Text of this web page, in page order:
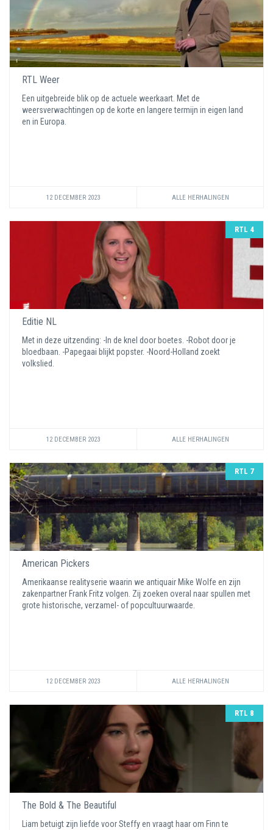
RTL Weer
Een uitgebreide blik op de actuele weerkaart. Met de
weersverwachtingen op de korte en langere termijn in eigen land
en in Europa.
12 DECEMBER 2023 ALLE HERHALINGEN
RTL 4
Editie NL
Met in deze uitzending: -In de knel door boetes. -Robot door je
bloedbaan. -Papegaai blijkt popster. -Noord-Holland zoekt
volkslied.
12 DECEMBER 2023 ALLE HERHALINGEN
RTL 7
American Pickers
Amerikaanse realityserie waarin we antiquair Mike Wolfe en zijn
zakenpartner Frank Fritz volgen. Zij zoeken overal naar spullen met
grote historische, verzamel- of popcultuurwaarde.
12 DECEMBER 2023 ALLE HERHALINGEN
RTL 8
The Bold & The Beautiful
Liam betuigt zijn liefde voor Steffy en vraagt haar om Finn te